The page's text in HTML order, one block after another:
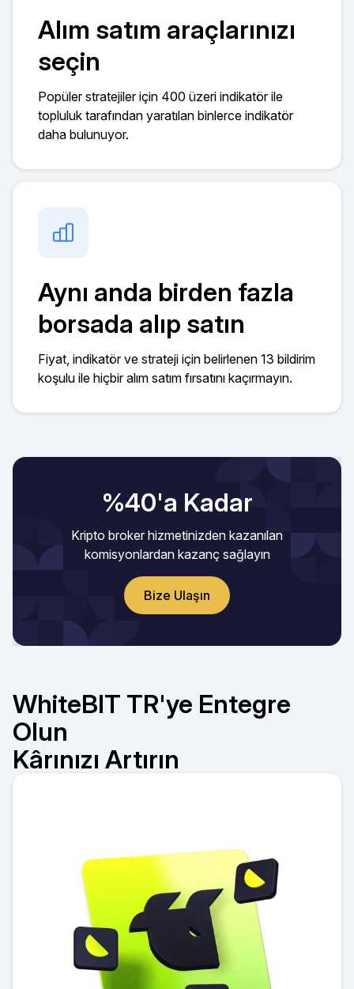
Alım satım araçlarınızı
seçin
Popüler stratejiler için 400 üzeri indikatör ile
topluluk tarafından yaratılan binlerce indikatör
daha bulunuyor.
Aynı anda birden fazla
borsada alıp satın
Fiyat, indikatör ve strateji için belirlenen 13 bildirim
koşulu ile hiçbir alım satım fırsatını kaçırmayın.
%40'a Kadar
Kripto broker hizmetinizden kazanılan
komisyonlardan kazanç sağlayın
Bize Ulaşın
WhiteBIT TR'ye Entegre
Olun
Kârınızı Artırın